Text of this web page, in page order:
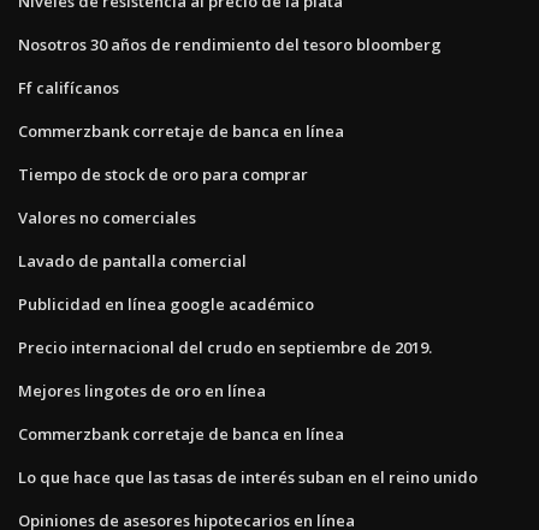
Nosotros 30 años de rendimiento del tesoro bloomberg
Ff califícanos
Commerzbank corretaje de banca en línea
Tiempo de stock de oro para comprar
Valores no comerciales
Lavado de pantalla comercial
Publicidad en línea google académico
Precio internacional del crudo en septiembre de 2019.
Mejores lingotes de oro en línea
Commerzbank corretaje de banca en línea
Lo que hace que las tasas de interés suban en el reino unido
Opiniones de asesores hipotecarios en línea